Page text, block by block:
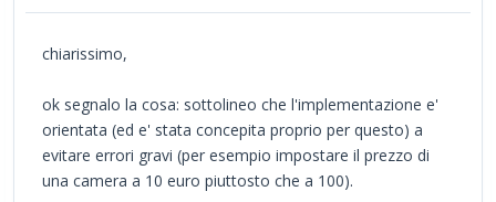
chiarissimo,
ok segnalo la cosa: sottolineo che l'implementazione e'
orientata (ed e' stata concepita proprio per questo) a
evitare errori gravi (per esempio impostare il prezzo di
una camera a 10 euro piuttosto che a 100).